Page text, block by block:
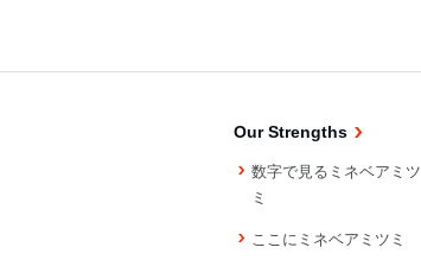
Our Strengths
数字で見るミネベアミツ
ミ
ここにミネベアミツミ